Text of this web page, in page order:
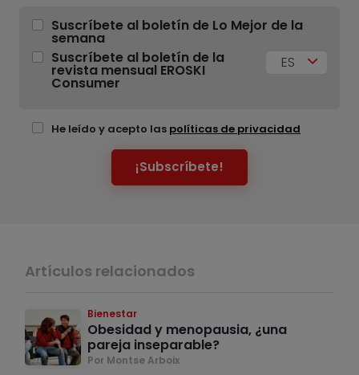
Suscríbete al boletín de Lo Mejor de la
semana
Suscríbete al boletín de la
revista mensual EROSKI
Consumer
ES
He leído y acepto las políticas de privacidad
¡Subscríbete!
Artículos relacionados
Bienestar
Obesidad y menopausia, ¿una
pareja inseparable?
Por Montse Arboix